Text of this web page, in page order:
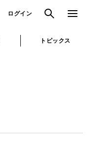
ログイン 検索 メニュ
トピックス